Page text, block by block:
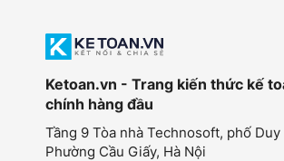
Ketoan.vn - Trang kiến thức kế
chính hàng đầu
Tầng 9 Tòa nhà Technosoft, phố Duy
Phường Cầu Giấy, Hà Nội